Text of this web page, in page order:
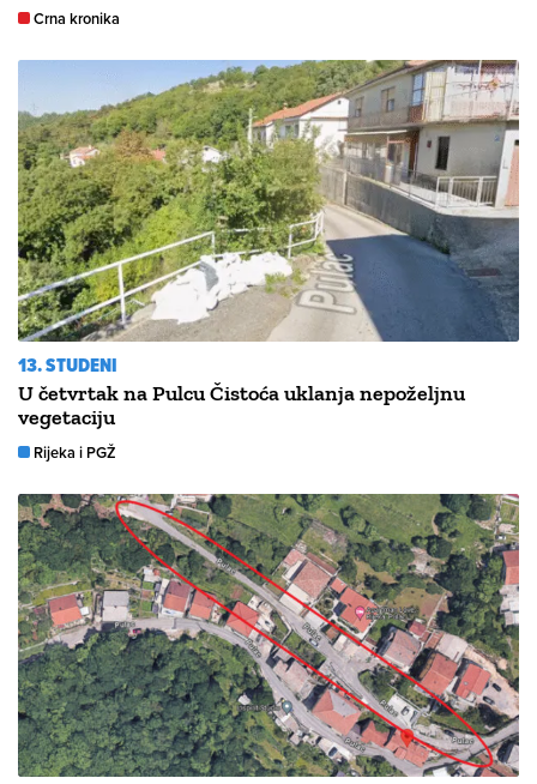
Crna kronika
13. STUDENI
U četvrtak na Pulcu Čistoća uklanja nepoželjnu
vegetaciju
Rijeka i PGŽ